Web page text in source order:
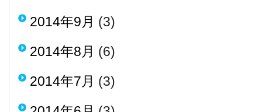
2014年9月 (3)
2014年8月 (6)
2014年7月 (3)